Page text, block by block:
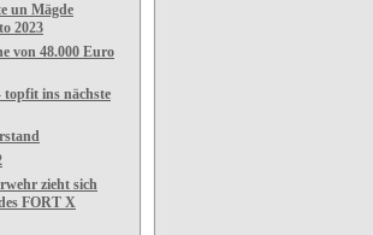
un Mägde
2023
von 48.000 Euro
topfit ins nächste
zieht sich
FORT X